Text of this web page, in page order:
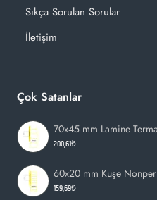
Sıkça Sorulan Sorular
İletişim
Çok Satanlar
70x45 mm Lamine
200,61₺
60x20 mm Kuşe
159,69₺